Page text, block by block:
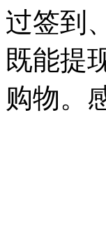
过签到
既能提
购物。